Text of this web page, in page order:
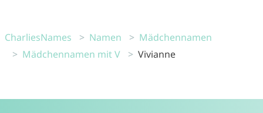
CharliesNames Namen
Mädchennamen
Mädchennamen mit V
Vivianne